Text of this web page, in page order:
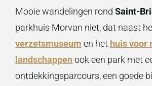
Mooie wandelingen rond Saint-
parkhuis Morvan niet, dat naast
verzetsmuseum en het huis voor
landschappen ook een park met
ontdekkingsparcours, een goede